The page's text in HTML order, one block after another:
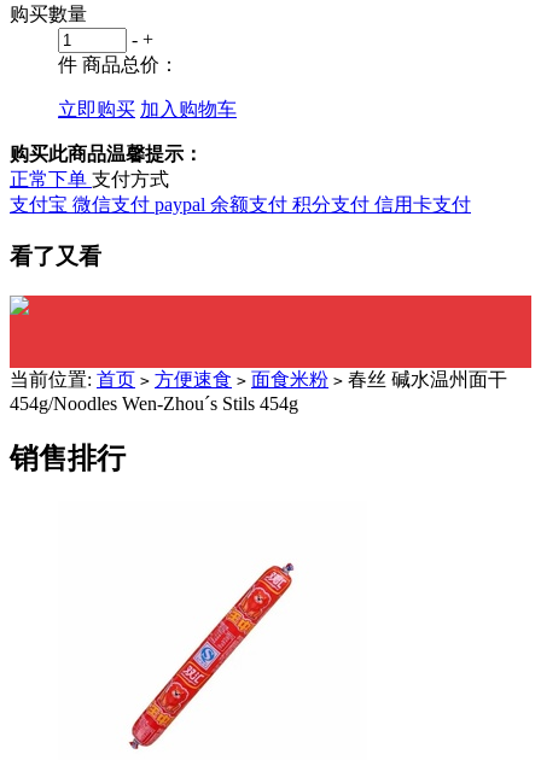
购买數量
- +
件 商品总价：
立即购买 加入购物车
购买此商品温馨提示：
正常下单 支付方式
支付宝 微信支付 paypal 余额支付 积分支付 信用卡支付
看了又看
当前位置: 首页 > 方便速食 > 面食米粉 > 春丝 碱水温州面干
454g/Noodles Wen-Zhou´s Stils 454g
销售排行